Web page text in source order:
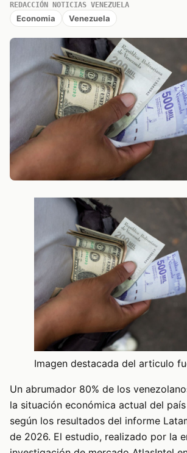
REDACCIÓN NOTICIAS VENEZUELA
Economia Venezuela
Imagen destacada del articulo
Un abrumador 80% de los
la situación económica actual del
según los resultados del informe
de 2026. El estudio, realizado por la